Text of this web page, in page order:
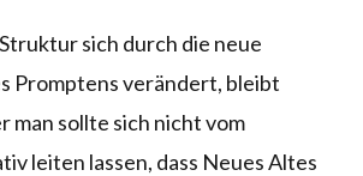
sich durch die neue
Promptens verändert, bleibt
man sollte sich nicht vom
leiten lassen, dass Neues Altes